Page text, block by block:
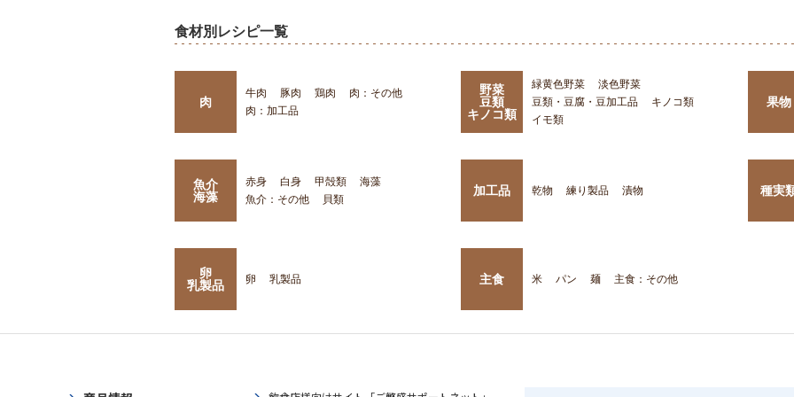
食材別レシピ一覧
肉
牛肉 豚肉 鶏肉
肉：その他
肉：加工品
野菜
豆類
キノコ類
緑黄色野菜
淡色野菜
豆類・豆腐・豆加工品
キノコ類
イモ類
果物
魚介
海藻
赤身 白身 甲殻類
海藻
魚介：その他
貝類
加工品 乾物 練り製品 漬物 種実
卵
乳製品
卵 乳製品 主食 米 パン 麺 主食：その他